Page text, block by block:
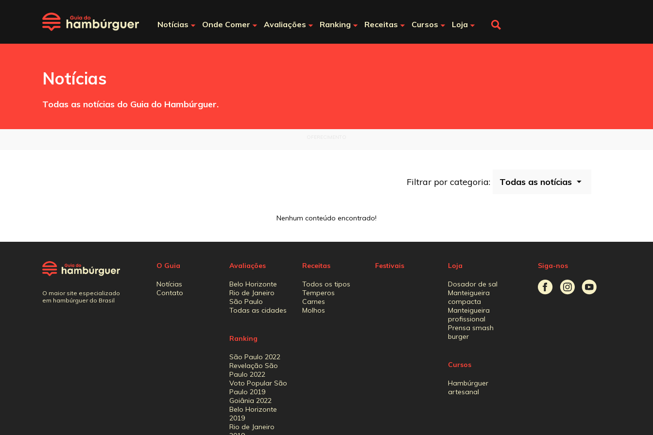
Notícias Onde Comer Avaliações Ranking Receitas Cursos Loja
Notícias
Todas as notícias do Guia do Hambúrguer.
Filtrar por categoria:
Nenhum conteúdo encontrado!
O maior site especializado
em hambúrguer do Brasil
O Guia
Notícias
Contato
Avaliações
Belo Horizonte
Rio de Janeiro
São Paulo
Todas as cidades
Ranking
São Paulo 2022
Revelação São
Paulo 2022
Voto Popular São
Paulo 2019
Goiânia 2022
Belo Horizonte
2019
Rio de Janeiro
Receitas
Todos os tipos
Temperos
Carnes
Molhos
Festivais Loja
Dosador de sal
Manteigueira
compacta
Manteigueira
profissional
Prensa smash
burger
Cursos
Hambúrguer
artesanal
Siga-nos